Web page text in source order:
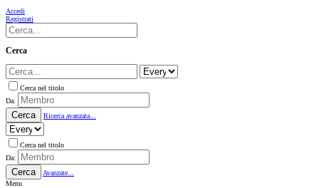
Accedi
Registrati
Cerca
Cerca nel titolo
Da:
Cerca Ricerca avanzata...
Cerca nel titolo
Da:
Cerca
Avanzate...
Menu